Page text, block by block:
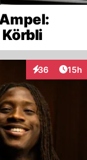
36
Interaktionen
15h